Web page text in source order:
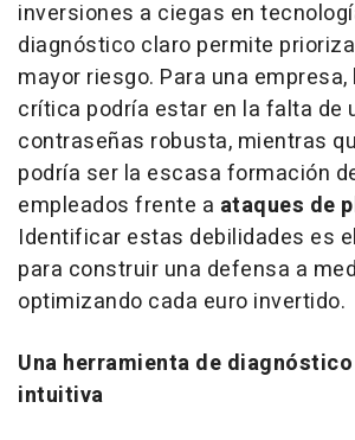
inversiones a ciegas en
diagnóstico claro permite
mayor riesgo. Para una
crítica podría estar en la falta de
contraseñas robusta, mientras
podría ser la escasa formación
empleados frente a ataques de
Identificar estas debilidades es
para construir una defensa a
optimizando cada euro invertido.
Una herramienta de
intuitiva